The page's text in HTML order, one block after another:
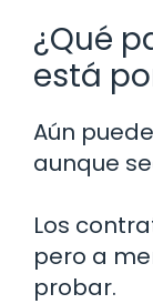
¿Qué
está
Aún
aunque
Los
pero a
probar.